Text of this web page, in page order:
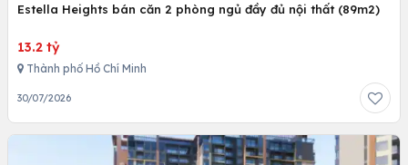
Estella Heights bán căn 2 phòng ngủ đầy đủ nội thất (89m2)
13.2 tỷ
Thành phố Hồ Chí Minh
30/07/2026